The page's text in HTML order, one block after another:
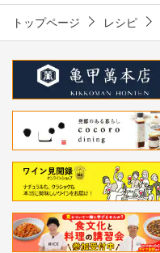
トップページ レシピ